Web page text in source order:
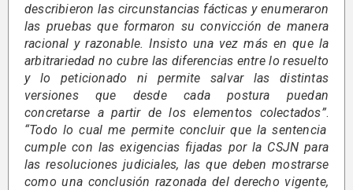
describieron las circunstancias fácticas y enumeraron
las pruebas que formaron su convicción de manera
racional y razonable. Insisto una vez más en que la
arbitrariedad no cubre las diferencias entre lo resuelto
y lo peticionado ni permite salvar las distintas
versiones que desde cada postura puedan
concretarse a partir de los elementos colectados”.
“Todo lo cual me permite concluir que la sentencia
cumple con las exigencias fijadas por la CSJN para
las resoluciones judiciales, las que deben mostrarse
como una conclusión razonada del derecho vigente,